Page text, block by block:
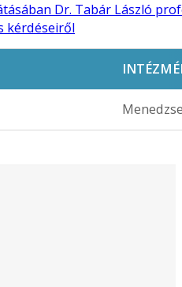
Dr. Tabár László
kérdéseiről